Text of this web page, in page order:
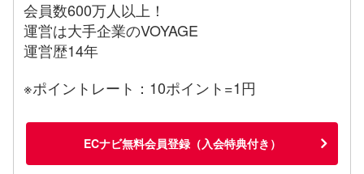
会員数600万人以上！
運営は大手企業のVOYAGE
運営歴14年
※ポイントレート：10ポイント=1円
ECナビ無料会員登録（入会特典付き）